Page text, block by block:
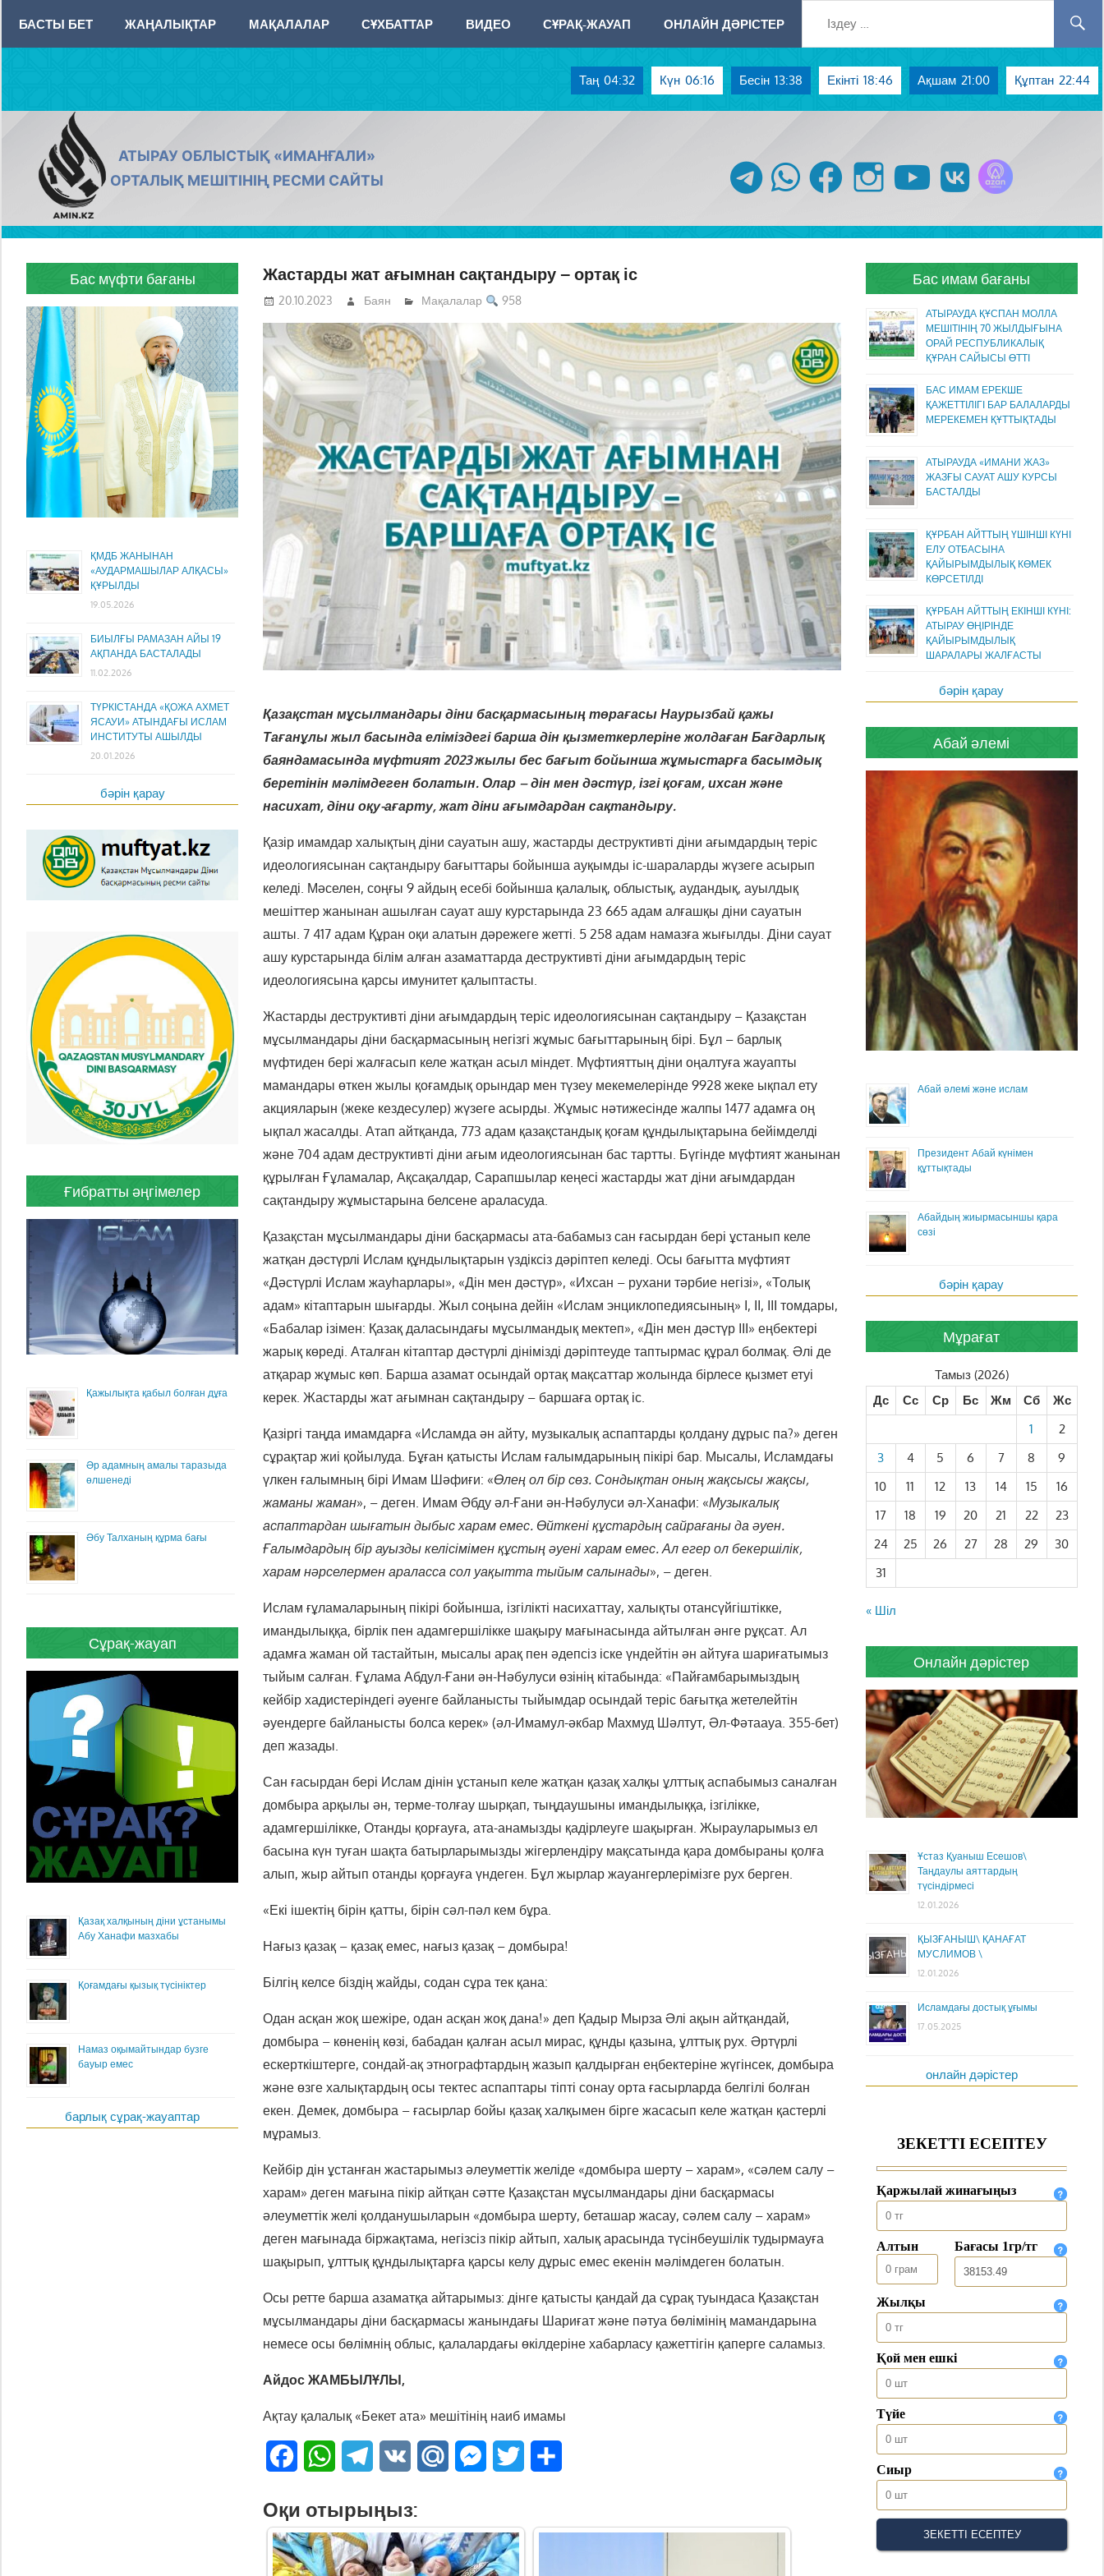
content
БАСТЫ БЕТ ЖАҢАЛЫҚТАР МАҚАЛАЛАР СҰХБАТТАР ВИДЕО СҰРАҚ-ЖАУАП ОНЛАЙН ДӘРІСТЕР
Таң 04:32 Күн 06:16 Бесін 13:38 Екінті 18:46 Ақшам 21:00 Құптан 22:44
AMIN.KZ
АТЫРАУ ОБЛЫСТЫҚ «ИМАНҒАЛИ»
ОРТАЛЫҚ МЕШІТІНІҢ РЕСМИ САЙТЫ
telegram whatsapp facebook instagram youtubevk
Жастарды жат ағымнан сақтандыру – ортақ іс
20.10.2023 Баян Мақалалар 958
Қазақстан мұсылмандары діни басқармасының төрағасы Наурызбай қажы
Тағанұлы жыл басында еліміздегі барша дін қызметкерлеріне жолдаған Бағдарлық
баяндамасында мүфтият 2023 жылы бес бағыт бойынша жұмыстарға басымдық
беретінін мәлімдеген болатын. Олар – дін мен дәстүр, ізгі қоғам, ихсан және
насихат, діни оқу-ағарту, жат діни ағымдардан сақтандыру.
Қазір имамдар халықтың діни сауатын ашу, жастарды деструктивті діни ағымдардың теріс
идеологиясынан сақтандыру бағыттары бойынша ауқымды іс-шараларды жүзеге асырып
келеді. Мәселен, соңғы 9 айдың есебі бойынша қалалық, облыстық, аудандық, ауылдық
мешіттер жанынан ашылған сауат ашу курстарында 23 665 адам алғашқы діни сауатын
ашты. 7 417 адам Құран оқи алатын дәрежеге жетті. 5 258 адам намазға жығылды. Діни сауат
ашу курстарында білім алған азаматтарда деструктивті діни ағымдардың теріс
идеологиясына қарсы имунитет қалыптасты.
Жастарды деструктивті діни ағымдардың теріс идеологиясынан сақтандыру – Қазақстан
мұсылмандары діни басқармасының негізгі жұмыс бағыттарының бірі. Бұл – барлық
мүфтиден бері жалғасып келе жатқан асыл міндет. Мүфтияттың діни оңалтуға жауапты
мамандары өткен жылы қоғамдық орындар мен түзеу мекемелерінде 9928 жеке ықпал ету
акцияларын (жеке кездесулер) жүзеге асырды. Жұмыс нәтижесінде жалпы 1477 адамға оң
ықпал жасалды. Атап айтқанда, 773 адам қазақстандық қоғам құндылықтарына бейімделді
және 704 адам деструктивті діни ағым идеологиясынан бас тартты. Бүгінде мүфтият жанынан
құрылған Ғұламалар, Ақсақалдар, Сарапшылар кеңесі жастарды жат діни ағымдардан
сақтандыру жұмыстарына белсене араласуда.
Қазақстан мұсылмандары діни басқармасы ата-бабамыз сан ғасырдан бері ұстанып келе
жатқан дәстүрлі Ислам құндылықтарын үздіксіз дәріптеп келеді. Осы бағытта мүфтият
«Дәстүрлі Ислам жауһарлары», «Дін мен дәстүр», «Ихсан – рухани тәрбие негізі», «Толық
адам» кітаптарын шығарды. Жыл соңына дейін «Ислам энциклопедиясының» І, ІІ, ІІІ томдары,
«Бабалар ізімен: Қазақ даласындағы мұсылмандық мектеп», «Дін мен дәстүр ІІІ» еңбектері
жарық көреді. Аталған кітаптар дәстүрлі дінімізді дәріптеуде таптырмас құрал болмақ. Әлі де
атқарар жұмыс көп. Барша азамат осындай ортақ мақсаттар жолында бірлесе қызмет етуі
керек. Жастарды жат ағымнан сақтандыру – баршаға ортақ іс.
Қазіргі таңда имамдарға «Исламда ән айту, музыкалық аспаптарды қолдану дұрыс па?» деген
сұрақтар жиі қойылуда. Бұған қатысты Ислам ғалымдарының пікірі бар. Мысалы, Исламдағы
үлкен ғалымның бірі Имам Шәфиғи: «Өлең ол бір сөз. Сондықтан оның жақсысы жақсы,
жаманы жаман», – деген. Имам Әбду әл-Ғани ән-Нәбулуси әл-Ханафи: «Музыкалық
аспаптардан шығатын дыбыс харам емес. Өйткені құстардың сайрағаны да әуен.
Ғалымдардың бір ауызды келісімімен құстың әуені харам емес. Ал егер ол бекершілік,
харам нәрселермен араласса сол уақытта тыйым салынады», – деген.
Ислам ғұламаларының пікірі бойынша, ізгілікті насихаттау, халықты отансүйгіштікке,
имандылыққа, бірлік пен адамгершілікке шақыру мағынасында айтылған әнге рұқсат. Ал
адамға жаман ой тастайтын, мысалы арақ пен әдепсіз іске үндейтін ән айтуға шариғатымыз
тыйым салған. Ғұлама Абдул-Ғани ән-Нәбулуси өзінің кітабында: «Пайғамбарымыздың
кейбір хадистеріндегі әуенге байланысты тыйымдар осындай теріс бағытқа жетелейтін
әуендерге байланысты болса керек» (әл-Имамул-әкбар Махмуд Шәлтут, Әл-Фәтаауа. 355-бет)
деп жазады.
Сан ғасырдан бері Ислам дінін ұстанып келе жатқан қазақ халқы ұлттық аспабымыз саналған
домбыра арқылы ән, терме-толғау шырқап, тыңдаушыны имандылыққа, ізгілікке,
адамгершілікке, Отанды қорғауға, ата-анамызды қадірлеуге шақырған. Жырауларымыз ел
басына күн туған шақта батырларымызды жігерлендіру мақсатында қара домбыраны қолға
алып, жыр айтып отанды қорғауға үндеген. Бұл жырлар жауангерлерімізге рух берген.
«Екі ішектің бірін қатты, бірін сәл-пәл кем бұра.
Нағыз қазақ – қазақ емес, нағыз қазақ – домбыра!
Білгің келсе біздің жайды, содан сұра тек қана:
Одан асқан жоқ шежіре, одан асқан жоқ дана!» деп Қадыр Мырза Әлі ақын айтқандай,
домбыра – көненің көзі, бабадан қалған асыл мирас, құнды қазына, ұлттық рух. Әртүрлі
ескерткіштерге, сондай-ақ этнографтардың жазып қалдырған еңбектеріне жүгінсек, домбыра
және өзге халықтардың осы тектес аспаптары тіпті сонау орта ғасырларда белгілі болған
екен. Демек, домбыра – ғасырлар бойы қазақ халқымен бірге жасасып келе жатқан қастерлі
мұрамыз.
Кейбір дін ұстанған жастарымыз әлеуметтік желіде «домбыра шерту – харам», «сәлем салу –
харам» деген мағына пікір айтқан сәтте Қазақстан мұсылмандары діни басқармасы
әлеуметтік желі қолданушыларын «домбыра шерту, беташар жасау, сәлем салу – харам»
деген мағынада біржақтама, негізсіз пікір айтып, халық арасында түсінбеушілік тудырмауға
шақырып, ұлттық құндылықтарға қарсы келу дұрыс емес екенін мәлімдеген болатын.
Осы ретте барша азаматқа айтарымыз: дінге қатысты қандай да сұрақ туындаса Қазақстан
мұсылмандары діни басқармасы жанындағы Шариғат және пәтуа бөлімінің мамандарына
немесе осы бөлімнің облыс, қалалардағы өкілдеріне хабарласу қажеттігін қаперге саламыз.
Айдос ЖАМБЫЛҰЛЫ,
Ақтау қалалық «Бекет ата» мешітінің наиб имамы
FacebookWhatsAppTelegram
VK Mail.Ru Messenger
Twitter
Оқи отырыңыз:
Бас мүфти бағаны
ҚМДБ ЖАНЫНАН
«АУДАРМАШЫЛАР АЛҚАСЫ»
ҚҰРЫЛДЫ
19.05.2026
БИЫЛҒЫ РАМАЗАН АЙЫ 19
АҚПАНДА БАСТАЛАДЫ
11.02.2026
ТҮРКІСТАНДА «ҚОЖА АХМЕТ
ЯСАУИ» АТЫНДАҒЫ ИСЛАМ
ИНСТИТУТЫ АШЫЛДЫ
20.01.2026
бәрін қарау
Ғибратты әңгімелер
Қажылықта қабыл болған дұға
Әр адамның амалы таразыда
өлшенеді
Әбу Талханың құрма бағы
Сұрақ-жауап
Қазақ халқының діни ұстанымы
Абу Ханафи мазхабы
Қоғамдағы қызық түсініктер
Намаз оқымайтындар бузге
бауыр емес
барлық сұрақ-жауаптар
Бас имам бағаны
АТЫРАУДА ҚҰСПАН МОЛЛА
МЕШІТІНІҢ 70 ЖЫЛДЫҒЫНА
ОРАЙ РЕСПУБЛИКАЛЫҚ
ҚҰРАН САЙЫСЫ ӨТТІ
БАС ИМАМ ЕРЕКШЕ
ҚАЖЕТТІЛІГІ БАР БАЛАЛАРДЫ
МЕРЕКЕМЕН ҚҰТТЫҚТАДЫ
АТЫРАУДА «ИМАНИ ЖАЗ»
ЖАЗҒЫ САУАТ АШУ КУРСЫ
БАСТАЛДЫ
ҚҰРБАН АЙТТЫҢ ҮШІНШІ КҮНІ
ЕЛУ ОТБАСЫНА
ҚАЙЫРЫМДЫЛЫҚ КӨМЕК
КӨРСЕТІЛДІ
ҚҰРБАН АЙТТЫҢ ЕКІНШІ КҮНІ:
АТЫРАУ ӨҢІРІНДЕ
ҚАЙЫРЫМДЫЛЫҚ
ШАРАЛАРЫ ЖАЛҒАСТЫ
бәрін қарау
Абай әлемі
Абай әлемі және ислам
Президент Абай күнімен
құттықтады
Абайдың жиырмасыншы қара
сөзі
бәрін қарау
Мұрағат
Тамыз (2026)
Дс
Сс Ср Бс Жм Сб
Жс
1
2
3
4 5 6 7 8
9
10
11 12 13 14 15
16
17
18 19 20 21 22
23
24
25 26 27 28 29
30
31
« Шіл
Онлайн дәрістер
Ұстаз Қуаныш Есешов\
Таңдаулы аяттардың
түсіндірмесі
12.01.2026
ҚЫЗҒАНЫШ\ ҚАНАҒАТ
МУСЛИМОВ \
12.01.2026
Исламдағы достық ұғымы
17.05.2025
онлайн дәрістер